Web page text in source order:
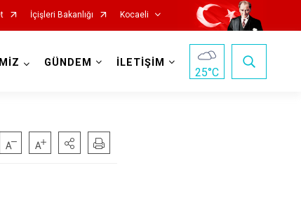
İçişleri Bakanlığı Kocaeli
GÜNDEM İLETİŞİM
25°C